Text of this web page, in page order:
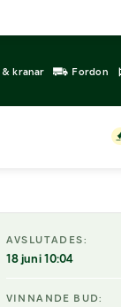
kranar Fordon
AVSLUTADES:
18 juni 10:04
VINNANDE BUD: